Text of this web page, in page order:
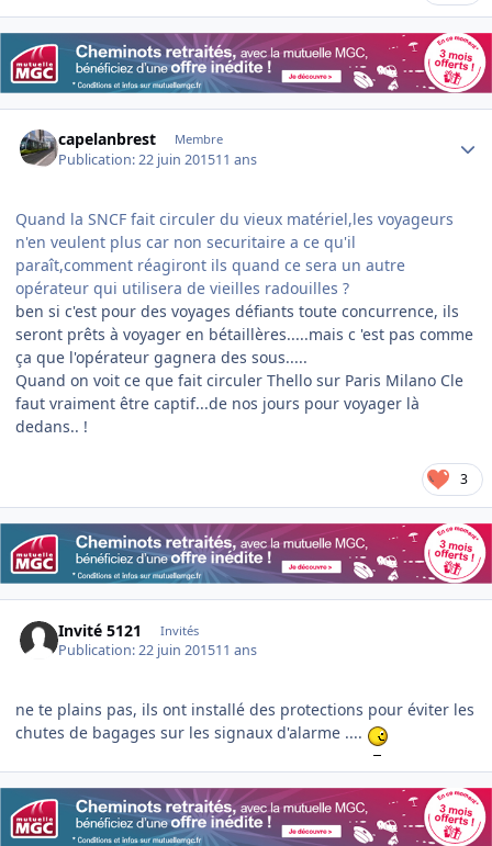
capelanbrest Membre
Publication:22 juin 201511 ans
Quand la SNCF fait circuler du vieux matériel,les voyageurs
n'en veulent plus car non securitaire a ce qu'il
paraît,comment réagiront ils quand ce sera un autre
opérateur qui utilisera de vieilles radouilles ?
ben si c'est pour des voyages défiants toute concurrence, ils
seront prêts à voyager en bétaillères.....mais c 'est pas comme
ça que l'opérateur gagnera des sous.....
Quand on voit ce que fait circuler Thello sur Paris Milano Cle
faut vraiment être captif...de nos jours pour voyager là
dedans.. !
3
Invité 5121 Invités
Publication:22 juin 201511 ans
ne te plains pas, ils ont installé des protections pour éviter les
chutes de bagages sur les signaux d'alarme ....